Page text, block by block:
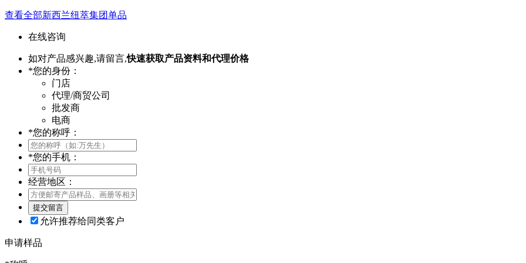
查看全部新西兰纽萃集团单品
在线咨询
如对产品感兴趣,请留言,快速获取产品资料和代理价格
*您的身份：
门店
代理/商贸公司
批发商
电商
*您的称呼：
*您的手机：
经营地区：
允许推荐给同类客户
申请样品